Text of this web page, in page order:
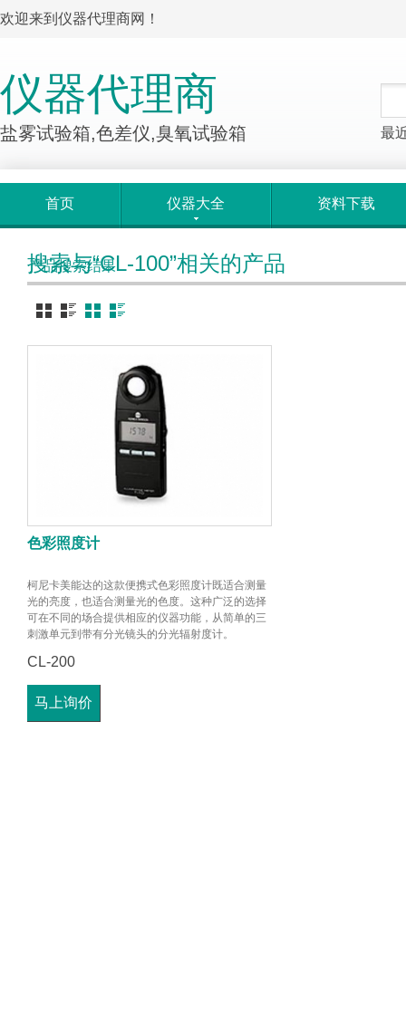
欢迎来到仪器代理商网！
仪器代理商
盐雾试验箱,色差仪,臭氧试验箱 最
首页 仪器大全 资料下载
产品搜索结果
搜索与“CL-100”相关的产品
色彩照度计
柯尼卡美能达的这款便携式色彩照度计既适合测量
光的亮度，也适合测量光的色度。这种广泛的选择
可在不同的场合提供相应的仪器功能，从简单的三
刺激单元到带有分光镜头的分光辐射度计。
CL-200
马上询价